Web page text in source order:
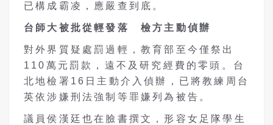
已構成霸凌，應嚴查到底。
台師大被批從輕發落 檢方主動偵辦
對外界質疑處罰過輕，教育部至今僅祭出
110萬元罰款，遠不及研究經費的零頭。台
北地檢署16日主動介入偵辦，已將教練周台
英依涉嫌刑法強制等罪嫌列為被告。
議員侯漢廷也在臉書撰文，形容女足隊學生